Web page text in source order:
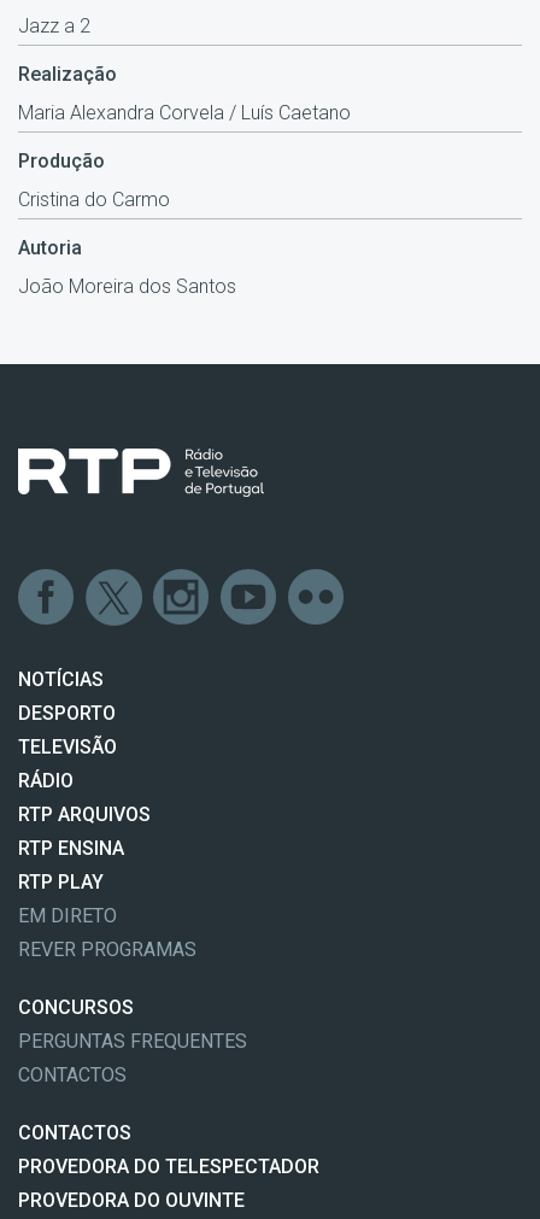
Jazz a 2
Realização
Maria Alexandra Corvela / Luís Caetano
Produção
Cristina do Carmo
Autoria
João Moreira dos Santos
NOTÍCIAS
DESPORTO
TELEVISÃO
RÁDIO
RTP ARQUIVOS
RTP ENSINA
RTP PLAY
EM DIRETO
REVER PROGRAMAS
CONCURSOS
PERGUNTAS FREQUENTES
CONTACTOS
CONTACTOS
PROVEDORA DO TELESPECTADOR
PROVEDORA DO OUVINTE